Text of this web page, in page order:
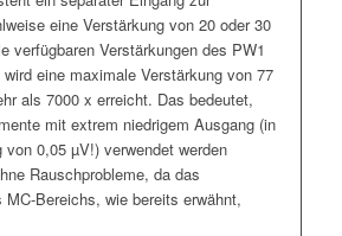
eine Verstärkung von 20 oder 30
verfügbaren Verstärkungen des PW1
eine maximale Verstärkung von 77
als 7000 x erreicht. Das bedeutet,
mit extrem niedrigem Ausgang (in
von 0,05 µV!) verwendet werden
Rauschprobleme, da das
MC-Bereichs, wie bereits erwähnt,